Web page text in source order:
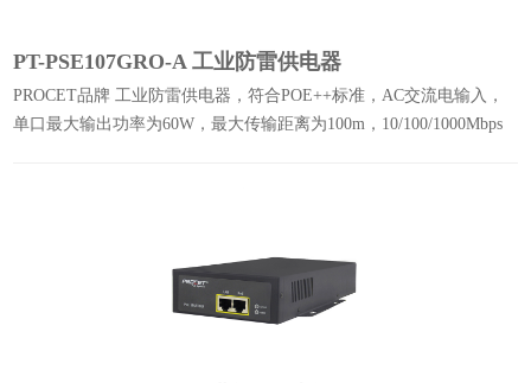
PT-PSE107GRO-A 工业防雷供电器
PROCET品牌 工业防雷供电器，符合POE++标准，AC交流电输入，
单口最大输出功率为60W，最大传输距离为100m，10/100/1000Mbps